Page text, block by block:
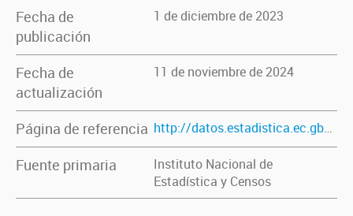
Fecha de
publicación
1 de diciembre de 2023
Fecha de
actualización
11 de noviembre de 2024
Página de referencia http://datos.estadistica.ec.gba.gov.ar/dataset/viviendas-y-poblacion-por-tipo-de-vivienda
Fuente primaria
Instituto Nacional de
Estadística y Censos